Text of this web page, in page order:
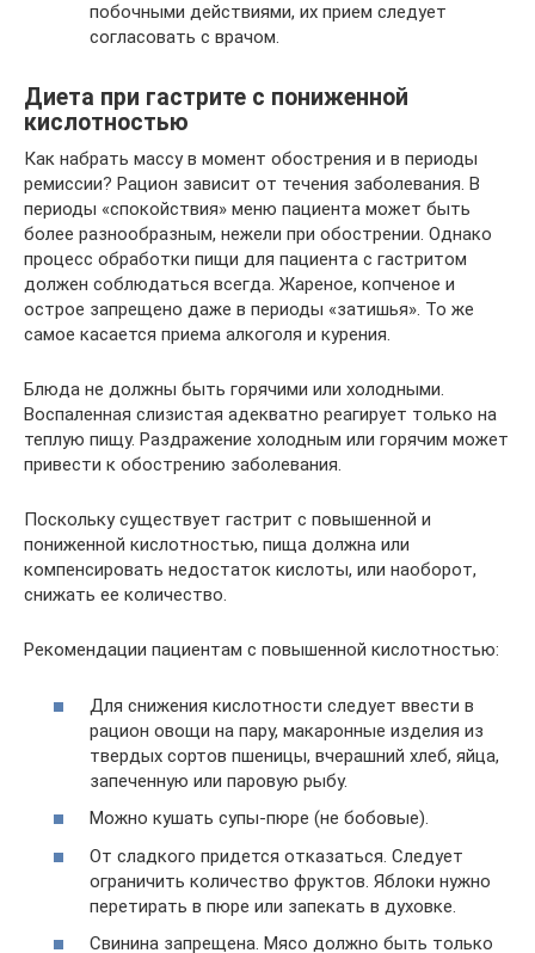
побочными действиями, их прием следует
согласовать с врачом.
Диета при гастрите с пониженной
кислотностью
Как набрать массу в момент обострения и в периоды
ремиссии? Рацион зависит от течения заболевания. В
периоды «спокойствия» меню пациента может быть
более разнообразным, нежели при обострении. Однако
процесс обработки пищи для пациента с гастритом
должен соблюдаться всегда. Жареное, копченое и
острое запрещено даже в периоды «затишья». То же
самое касается приема алкоголя и курения.
Блюда не должны быть горячими или холодными.
Воспаленная слизистая адекватно реагирует только на
теплую пищу. Раздражение холодным или горячим может
привести к обострению заболевания.
Поскольку существует гастрит с повышенной и
пониженной кислотностью, пища должна или
компенсировать недостаток кислоты, или наоборот,
снижать ее количество.
Рекомендации пациентам с повышенной кислотностью:
Для снижения кислотности следует ввести в
рацион овощи на пару, макаронные изделия из
твердых сортов пшеницы, вчерашний хлеб, яйца,
запеченную или паровую рыбу.
Можно кушать супы-пюре (не бобовые).
От сладкого придется отказаться. Следует
ограничить количество фруктов. Яблоки нужно
перетирать в пюре или запекать в духовке.
Свинина запрещена. Мясо должно быть только